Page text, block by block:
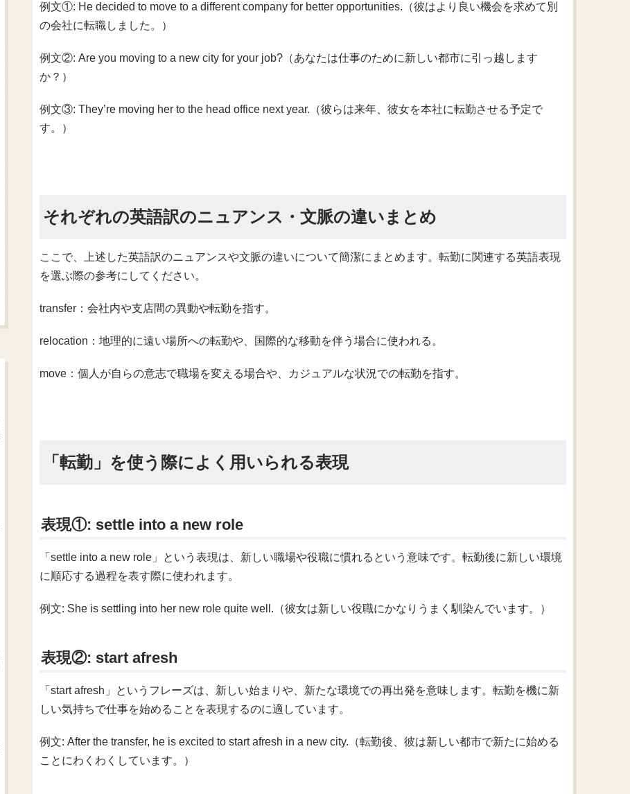
例文①: He decided to move to a different company for better opportunities.（彼はより良い機会を求めて別
の会社に転職しました。）
例文②: Are you moving to a new city for your job?（あなたは仕事のために新しい都市に引っ越します
か？）
例文③: They’re moving her to the head office next year.（彼らは来年、彼女を本社に転勤させる予定で
す。）
それぞれの英語訳のニュアンス・文脈の違いまとめ
ここで、上述した英語訳のニュアンスや文脈の違いについて簡潔にまとめます。転勤に関連する英語表現
を選ぶ際の参考にしてください。
transfer：会社内や支店間の異動や転勤を指す。
relocation：地理的に遠い場所への転勤や、国際的な移動を伴う場合に使われる。
move：個人が自らの意志で職場を変える場合や、カジュアルな状況での転勤を指す。
「転勤」を使う際によく用いられる表現
表現①: settle into a new role
「settle into a new role」という表現は、新しい職場や役職に慣れるという意味です。転勤後に新しい環境
に順応する過程を表す際に使われます。
例文: She is settling into her new role quite well.（彼女は新しい役職にかなりうまく馴染んでいます。）
表現②: start afresh
「start afresh」というフレーズは、新しい始まりや、新たな環境での再出発を意味します。転勤を機に新
しい気持ちで仕事を始めることを表現するのに適しています。
例文: After the transfer, he is excited to start afresh in a new city.（転勤後、彼は新しい都市で新たに始める
ことにわくわくしています。）